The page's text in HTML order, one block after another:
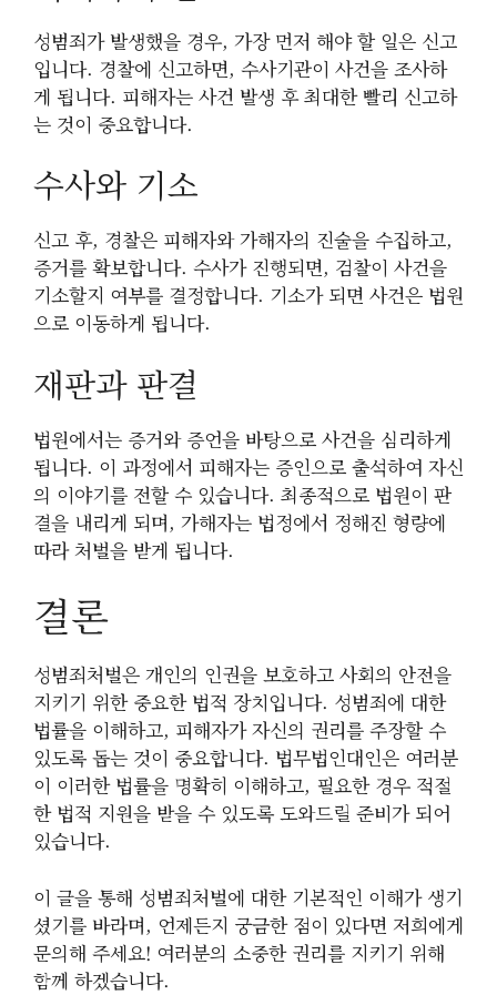
성범죄가 발생했을 경우, 가장 먼저 해야 할 일은 신고
입니다. 경찰에 신고하면, 수사기관이 사건을 조사하
게 됩니다. 피해자는 사건 발생 후 최대한 빨리 신고하
는 것이 중요합니다.
수사와 기소
신고 후, 경찰은 피해자와 가해자의 진술을 수집하고,
증거를 확보합니다. 수사가 진행되면, 검찰이 사건을
기소할지 여부를 결정합니다. 기소가 되면 사건은 법원
으로 이동하게 됩니다.
재판과 판결
법원에서는 증거와 증언을 바탕으로 사건을 심리하게
됩니다. 이 과정에서 피해자는 증인으로 출석하여 자신
의 이야기를 전할 수 있습니다. 최종적으로 법원이 판
결을 내리게 되며, 가해자는 법정에서 정해진 형량에
따라 처벌을 받게 됩니다.
결론
성범죄처벌은 개인의 인권을 보호하고 사회의 안전을
지키기 위한 중요한 법적 장치입니다. 성범죄에 대한
법률을 이해하고, 피해자가 자신의 권리를 주장할 수
있도록 돕는 것이 중요합니다. 법무법인대인은 여러분
이 이러한 법률을 명확히 이해하고, 필요한 경우 적절
한 법적 지원을 받을 수 있도록 도와드릴 준비가 되어
있습니다.
이 글을 통해 성범죄처벌에 대한 기본적인 이해가 생기
셨기를 바라며, 언제든지 궁금한 점이 있다면 저희에게
문의해 주세요! 여러분의 소중한 권리를 지키기 위해
함께 하겠습니다.